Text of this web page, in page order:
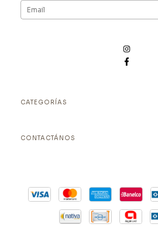
CATEGORÍAS
CONTACTÁNOS